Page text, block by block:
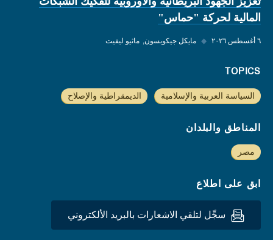
المالية لحركة "حماس"
٦ أغسطس ٢٠٢٦ ◆ مايكل جيكوبسون ماثيو ليفيت
TOPICS
السياسة العربية والإسلامية الديمقراطية والإصلاح
المناطق والبلدان
مصر
ابق على اطلاع
سجِّل لتلقي الاشعارات بالبريد الألكتروني